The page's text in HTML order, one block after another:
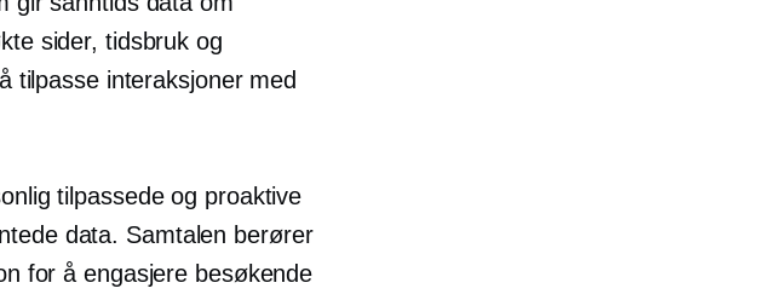
sider, tidsbruk og
tilpasse interaksjoner med
tilpassede og proaktive
data. Samtalen berører
for å engasjere besøkende